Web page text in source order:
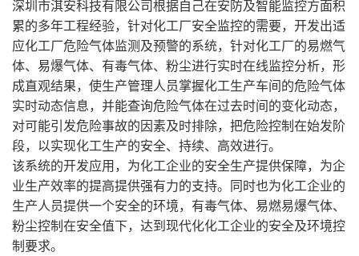
深圳市淇安科技有限公司根据自己在安防及智能监控方面积
累的多年工程经验，针对化工厂安全监控的需要，开发出适
应化工厂危险气体监测及预警的系统，针对化工厂的易燃气
体、易爆气体、有毒气体、粉尘进行实时在线监控分析，形
成直观结果，使生产管理人员掌握化工生产车间的危险气体
实时动态信息，并能查询危险气体在过去时间的变化动态，
对可能引发危险事故的因素及时排除，把危险控制在始发阶
段，以实现化工生产的安全、持续、高效进行。
该系统的开发应用，为化工企业的安全生产提供保障，为企
业生产效率的提高提供强有力的支持。同时也为化工企业的
生产人员提供一个安全的环境，有毒气体、易燃易爆气体、
粉尘控制在安全值下，达到现代化化工企业的安全及环境控
制要求。